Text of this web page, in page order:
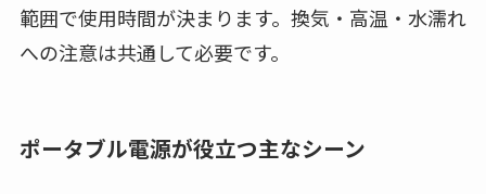
範囲で使用時間が決まります。換気・高温・水濡れ
への注意は共通して必要です。
ポータブル電源が役立つ主なシーン